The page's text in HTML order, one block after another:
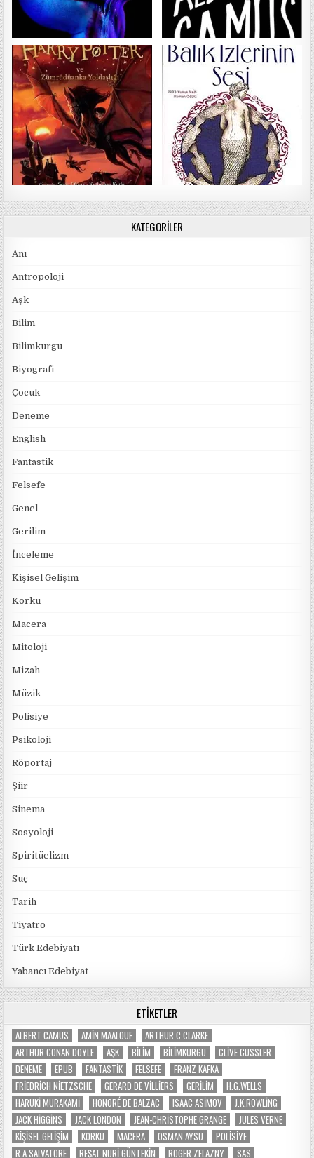
KATEGORILER
Anı
Antropoloji
Aşk
Bilim
Bilimkurgu
Biyografi
Çocuk
Deneme
English
Fantastik
Felsefe
Genel
Gerilim
İnceleme
Kişisel Gelişim
Korku
Macera
Mitoloji
Mizah
Müzik
Polisiye
Psikoloji
Röportaj
Şiir
Sinema
Sosyoloji
Spiritüelizm
Suç
Tarih
Tiyatro
Türk Edebiyatı
Yabancı Edebiyat
ETIKETLER
ALBERT CAMUS AMIN MAALOUF
ARTHUR C.CLARKE
ARTHUR CONAN DOYLE
AŞK BILIM BILIMKURGU
CLIVE CUSSLER
DENEME
EPUB FANTASTIK FELSEFE
FRANZ KAFKA
FRIEDRICH NIETZSCHE
GERARD DE VILLIERS GERILIM
H.G.WELLS
HARUKI MURAKAMI
HONORÉ DE BALZAC ISAAC ASIMOV
J.K.ROWLING
JACK HIGGINS
JACK LONDON JEAN-CHRISTOPHE GRANGE
JULES VERNE
KIŞISEL GELIŞIM
KORKU MACERA OSMAN AYSU
POLISIYE
R.A.SALVATORE
REŞAT NURI GÜNTEKIN ROGER ZELAZNY SAS